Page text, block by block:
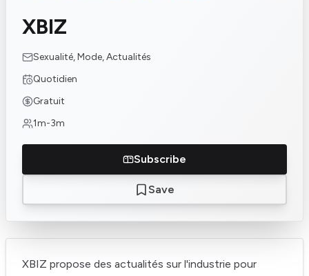
XBIZ
Sexualité, Mode, Actualités
Quotidien
Gratuit
1m-3m
Subscribe
Save
XBIZ propose des actualités sur l'industrie pour